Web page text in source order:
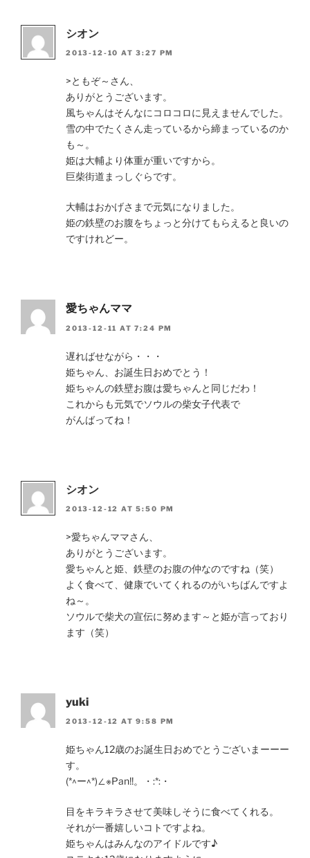
シオン
2013-12-10 AT 3:27 PM
>ともぞ～さん、
ありがとうございます。
風ちゃんはそんなにコロコロに見えませんでした。
雪の中でたくさん走っているから締まっているのか
も～。
姫は大輔より体重が重いですから。
巨柴街道まっしぐらです。
大輔はおかげさまで元気になりました。
姫の鉄壁のお腹をちょっと分けてもらえると良いの
ですけれどー。
愛ちゃんママ
2013-12-11 AT 7:24 PM
遅ればせながら・・・
姫ちゃん、お誕生日おめでとう！
姫ちゃんの鉄壁お腹は愛ちゃんと同じだわ！
これからも元気でソウルの柴女子代表で
がんばってね！
シオン
2013-12-12 AT 5:50 PM
>愛ちゃんママさん、
ありがとうございます。
愛ちゃんと姫、鉄壁のお腹の仲なのですね（笑）
よく食べて、健康でいてくれるのがいちばんですよ
ね～。
ソウルで柴犬の宣伝に努めます～と姫が言っており
ます（笑）
yuki
2013-12-12 AT 9:58 PM
姫ちゃん12歳のお誕生日おめでとうございまーーー
す。
(*^ー^*)∠※Pan!!。・:*:・
目をキラキラさせて美味しそうに食べてくれる。
それが一番嬉しいコトですよね。
姫ちゃんはみんなのアイドルです♪